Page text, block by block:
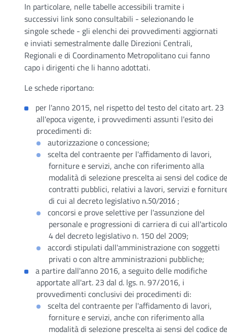
In particolare, nelle tabelle accessibili tramite i
successivi link sono consultabili - selezionando le
singole schede - gli elenchi dei provvedimenti aggiornati
e inviati semestralmente dalle Direzioni Centrali,
Regionali e di Coordinamento Metropolitano cui fanno
capo i dirigenti che li hanno adottati.
Le schede riportano:
per l'anno 2015, nel rispetto del testo del citato art. 23
all'epoca vigente, i provvedimenti assunti l'esito dei
procedimenti di:
autorizzazione o concessione;
scelta del contraente per l'affidamento di lavori,
forniture e servizi, anche con riferimento alla
modalità di selezione prescelta ai sensi del codice
contratti pubblici, relativi a lavori, servizi e
di cui al decreto legislativo n.50/2016 ;
concorsi e prove selettive per l'assunzione del
personale e progressioni di carriera di cui all'articolo
4 del decreto legislativo n. 150 del 2009;
accordi stipulati dall'amministrazione con soggetti
privati o con altre amministrazioni pubbliche;
a partire dall'anno 2016, a seguito delle modifiche
apportate all'art. 23 dal d. lgs. n. 97/2016, i
provvedimenti conclusivi dei procedimenti di:
scelta del contraente per l'affidamento di lavori,
forniture e servizi, anche con riferimento alla
modalità di selezione prescelta ai sensi del codice